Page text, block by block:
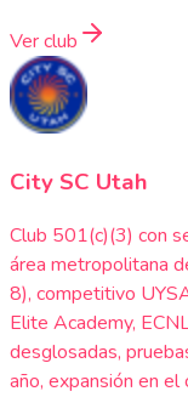
Ver club
City SC Utah
Club 501(c)(3) con
área metropolitana
8), competitivo
Elite Academy,
desglosadas,
año, expansión en